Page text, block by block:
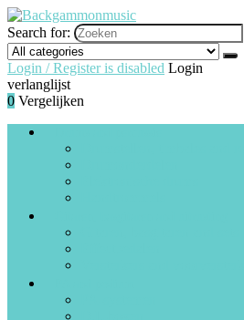
Search for:
Login / Register is disabled Login
verlanglijst
0 Vergelijken